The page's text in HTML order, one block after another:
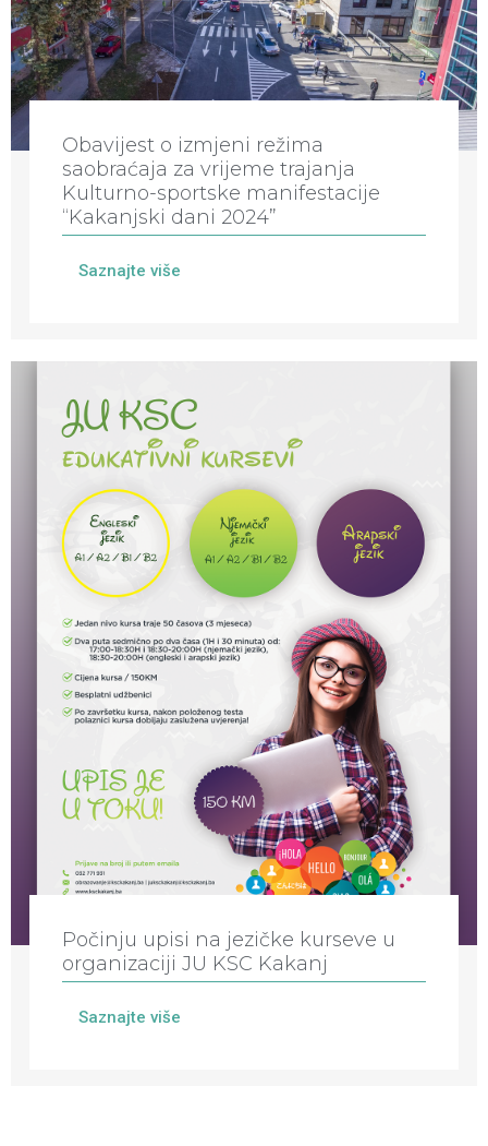
Obavijest o izmjeni režima
saobraćaja za vrijeme trajanja
Kulturno-sportske manifestacije
“Kakanjski dani 2024”
Saznajte više
Počinju upisi na jezičke kurseve u
organizaciji JU KSC Kakanj
Saznajte više